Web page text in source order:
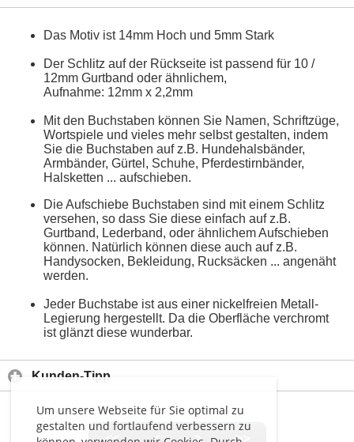
Um unsere Webseite für Sie optimal zu
gestalten und fortlaufend verbessern zu
Das Motiv ist 14mm Hoch und 5mm Stark
Der Schlitz auf der Rückseite ist passend für 10 /
12mm Gurtband oder ähnlichem,
Aufnahme: 12mm x 2,2mm
Mit den Buchstaben können Sie Namen, Schriftzüge,
Wortspiele und vieles mehr selbst gestalten, indem
Sie die Buchstaben auf z.B. Hundehalsbänder,
Armbänder, Gürtel, Schuhe, Pferdestirnbänder,
Halsketten ... aufschieben.
Die Aufschiebe Buchstaben sind mit einem Schlitz
versehen, so dass Sie diese einfach auf z.B.
Gurtband, Lederband, oder ähnlichem Aufschieben
können. Natürlich können diese auch auf z.B.
Handysocken, Bekleidung, Rucksäcken ... angenäht
werden.
Jeder Buchstabe ist aus einer nickelfreien Metall-
Legierung hergestellt. Da die Oberfläche verchromt
ist glänzt diese wunderbar.
Kunden-Tipp
<< < > >>